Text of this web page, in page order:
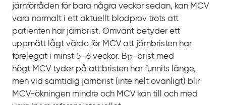
järnförråden för bara några veckor sedan, kan MCV
vara normalt i ett aktuellt blodprov trots att
patienten har järnbrist. Omvänt betyder ett
uppmätt lågt värde för MCV att järnbristen har
förelegat i minst 5‍–‍6 veckor. B 12‍-‍brist med
högt MCV tyder på att bristen har funnits länge,
men vid samtidig järnbrist (inte helt ovanligt) blir
MCV‍-‍ökningen mindre och MCV kan till och med